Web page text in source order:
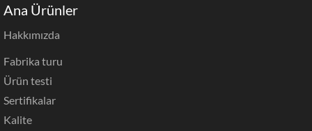
Ana Ürünler
Hakkımızda
Fabrika turu
Ürün testi
Sertifikalar
Kalite